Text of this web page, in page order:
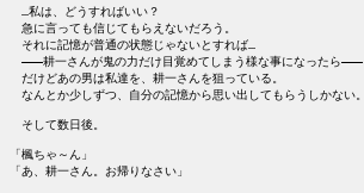
…私は、どうすればいい？
急に言っても信じてもらえないだろう。
それに記憶が普通の状態じゃないとすれば…
―――耕一さんが鬼の力だけ目覚めてしまう様な事になったら―――
だけどあの男は私達を、耕一さんを狙っている。
なんとか少しずつ、自分の記憶から思い出してもらうしかない。
そして数日後。
「楓ちゃ～ん」
「あ、耕一さん。お帰りなさい」